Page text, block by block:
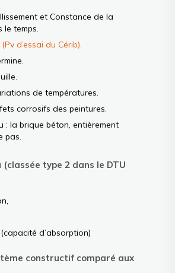
et Constance de la
le temps.
d’essai du Cérib).
de températures.
corrosifs des peintures.
: la brique béton, entièrement
pas.
(classée type 2 dans le DTU
d’absorption)
constructif comparé aux